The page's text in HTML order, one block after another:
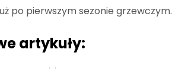
po pierwszym sezonie grzewczym.
artykuły: